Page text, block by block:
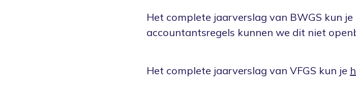
Het complete jaarverslag van BWGS kun
accountantsregels kunnen we dit niet
Het complete jaarverslag van VFGS kun je